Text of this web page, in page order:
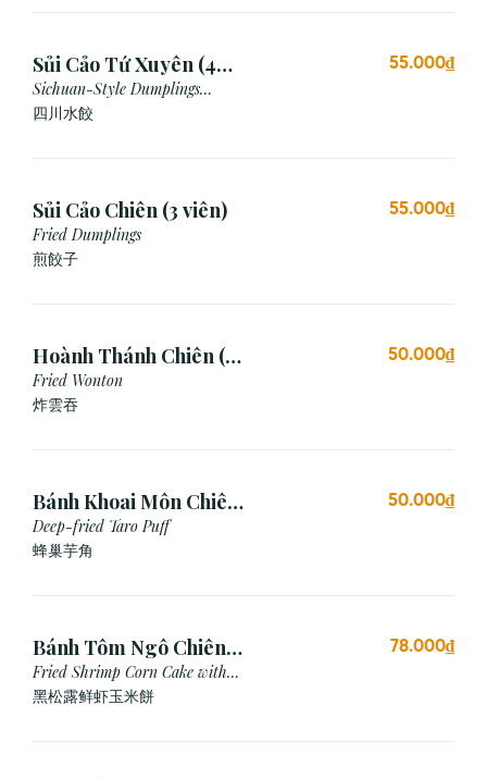
Sủi Cảo Tứ Xuyên (4
viên)
Sichuan-Style Dumplings
(Spicy)
四川水餃
55.000₫
Sủi Cảo Chiên (3 viên)
Fried Dumplings
煎餃子
55.000₫
Hoành Thánh Chiên (3
viên)
Fried Wonton
炸雲吞
50.000₫
Bánh Khoai Môn Chiên
Xù (3 viên)
Deep-fried Taro Puff
蜂巢芋角
50.000₫
Bánh Tôm Ngô Chiên
Nấm Truffle (3 viên)
Fried Shrimp Corn Cake with
Truffle
黑松露鲜虾玉米餅
78.000₫